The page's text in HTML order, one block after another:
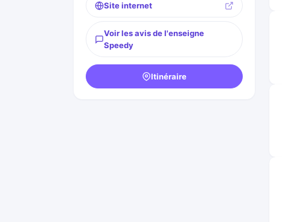
Site internet
Voir les avis de l'enseigne
Speedy
Itinéraire